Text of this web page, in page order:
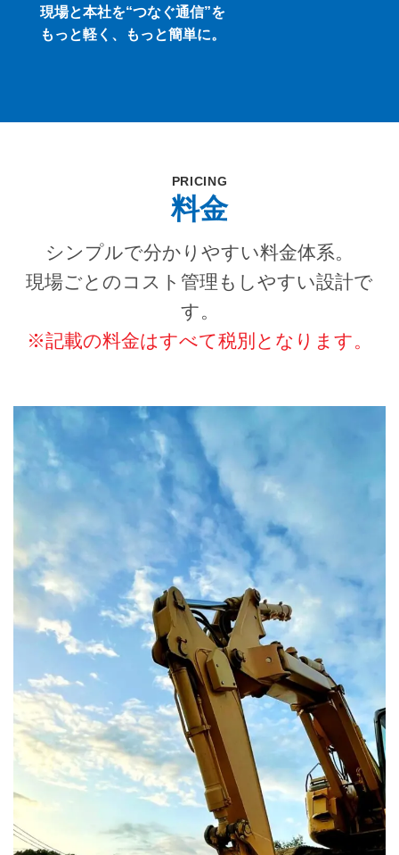
現場と本社を“つなぐ通信”を
もっと軽く、もっと簡単に。
PRICING
料金
シンプルで分かりやすい料金体系。
現場ごとのコスト管理もしやすい設計で
す。
※記載の料金はすべて税別となります。